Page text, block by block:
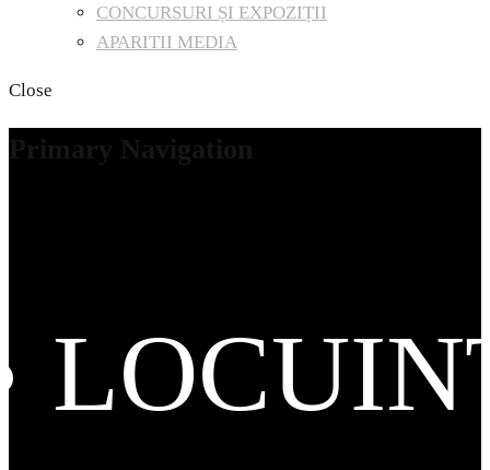
CONCURSURI ȘI EXPOZIȚII
APARITII MEDIA
Close